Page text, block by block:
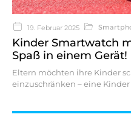
19. Februar 2025
Kinder Smartwatch
Spaß in einem Gerät!
Eltern möchten ihre Kinder
einzuschränken – eine